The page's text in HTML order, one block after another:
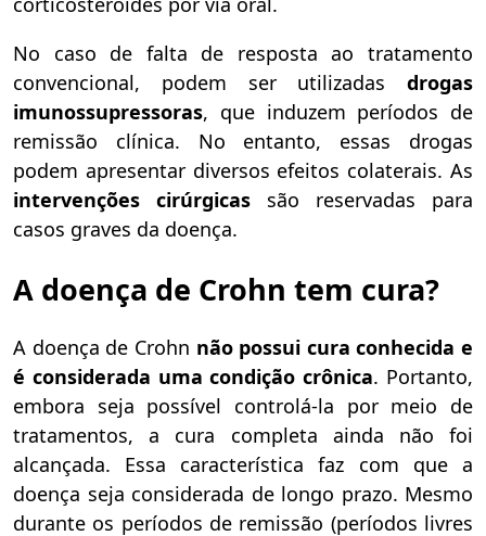
No caso de falta de resposta ao tratamento
convencional, podem ser utilizadas drogas
imunossupressoras, que induzem períodos de
remissão clínica. No entanto, essas drogas
podem apresentar diversos efeitos colaterais. As
intervenções cirúrgicas são reservadas para
casos graves da doença.
A doença de Crohn tem cura?
A doença de Crohn não possui cura conhecida e
é considerada uma condição crônica. Portanto,
embora seja possível controlá-la por meio de
tratamentos, a cura completa ainda não foi
alcançada. Essa característica faz com que a
doença seja considerada de longo prazo. Mesmo
durante os períodos de remissão (períodos livres